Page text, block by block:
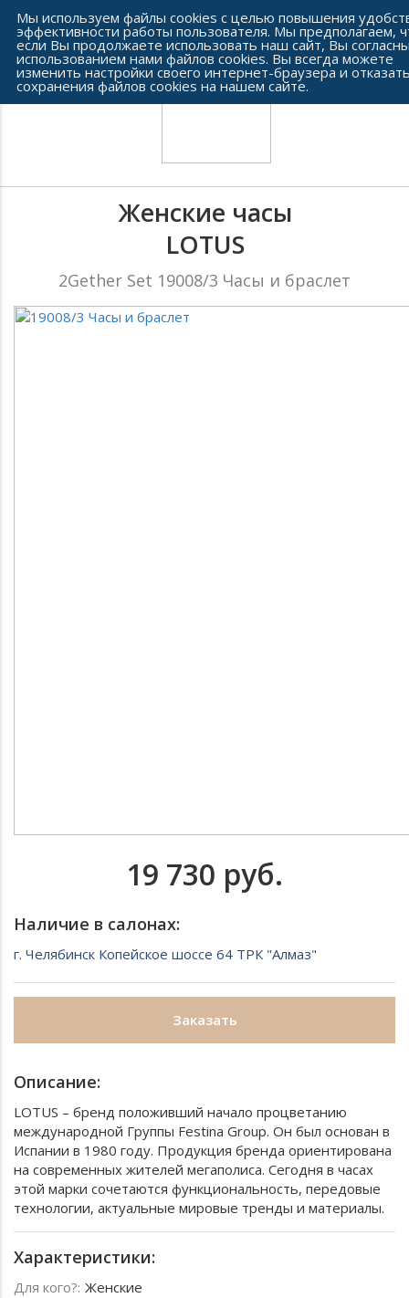
Сеть часовых салонов г. Челябинска
Женские часы
LOTUS
2Gether Set 19008/3 Часы и браслет
19 730 руб.
Наличие в салонах:
г. Челябинск Копейское шоссе 64 ТРК "Алмаз"
Заказать
Описание:
LOTUS – бренд положивший начало процветанию
международной Группы Festina Group. Он был основан в
Испании в 1980 году. Продукция бренда ориентирована
на современных жителей мегаполиса. Сегодня в часах
этой марки сочетаются функциональность, передовые
технологии, актуальные мировые тренды и материалы.
Характеристики:
Для кого?: Женские
Мы используем файлы cookies с целью повышения
эффективности работы пользователя. Мы предполагаем,
если Вы продолжаете использовать наш сайт, Вы
использованием нами файлов cookies. Вы всегда можете
изменить настройки своего интернет-браузера и
сохранения файлов cookies на нашем сайте.